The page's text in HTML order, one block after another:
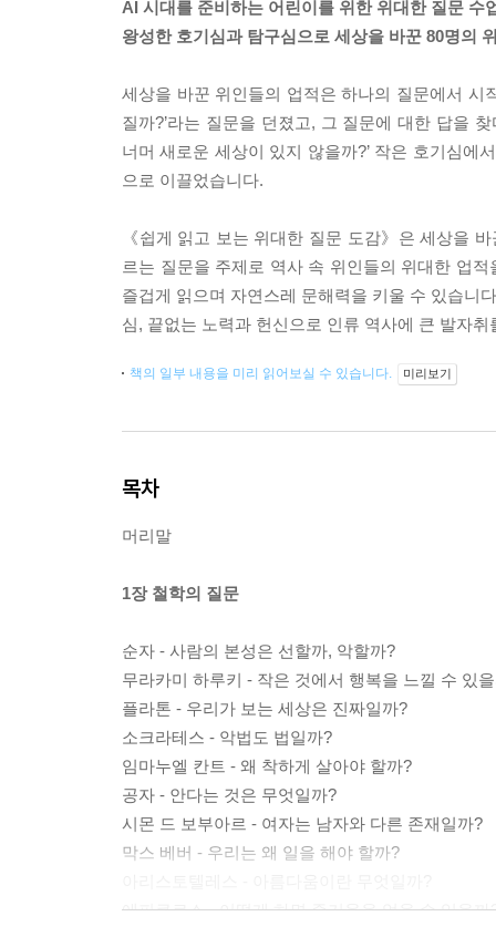
AI 시대를 준비하는 어린이를 위한 위대한 질문 수
왕성한 호기심과 탐구심으로 세상을 바꾼 80명의
세상을 바꾼 위인들의 업적은 하나의 질문에서 시
질까?’라는 질문을 던졌고, 그 질문에 대한 답을
너머 새로운 세상이 있지 않을까?’ 작은 호기심에
으로 이끌었습니다.
《쉽게 읽고 보는 위대한 질문 도감》은 세상을
르는 질문을 주제로 역사 속 위인들의 위대한 업
즐겁게 읽으며 자연스레 문해력을 키울 수 있습니
심, 끝없는 노력과 헌신으로 인류 역사에 큰 발자
책의 일부 내용을 미리 읽어보실 수 있습니다. 미리보기
목차
머리말
1장 철학의 질문
순자 - 사람의 본성은 선할까, 악할까?
무라카미 하루키 - 작은 것에서 행복을 느낄 수 있
플라톤 - 우리가 보는 세상은 진짜일까?
소크라테스 - 악법도 법일까?
임마누엘 칸트 - 왜 착하게 살아야 할까?
공자 - 안다는 것은 무엇일까?
시몬 드 보부아르 - 여자는 남자와 다른 존재일까?
막스 베버 - 우리는 왜 일을 해야 할까?
에피쿠로스 - 어떻게 하면 즐거움을 얻을 수 있을까